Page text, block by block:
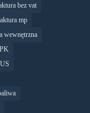
bez vat
mp
wewnętrzna